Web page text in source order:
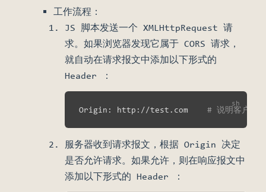
工作流程：
JS 脚本发送一个 XMLHttpRequest 请
求。如果浏览器发现它属于 CORS 请求，
就自动在请求报文中添加以下形式的
Header ：
Origin: http://test.com # 说明客户端
服务器收到请求报文，根据 Origin 决定
是否允许请求。如果允许，则在响应报文中
添加以下形式的 Header ：